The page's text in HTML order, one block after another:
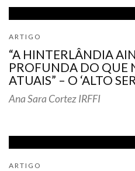
ARTIGO
“A HINTERLÂNDIA
PROFUNDA DO QUE
ATUAIS” – O ‘ALTO
Ana Sara Cortez IRFFI
ARTIGO